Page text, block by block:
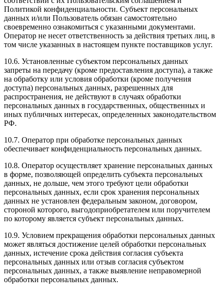
Политикой конфиденциальности. Субъект персональных
данных и/или Пользователь обязан самостоятельно
своевременно ознакомиться с указанными документами.
Оператор не несет ответственность за действия третьих лиц, в
том числе указанных в настоящем пункте поставщиков услуг.
10.6. Установленные субъектом персональных данных
запреты на передачу (кроме предоставления доступа), а также
на обработку или условия обработки (кроме получения
доступа) персональных данных, разрешенных для
распространения, не действуют в случаях обработки
персональных данных в государственных, общественных и
иных публичных интересах, определенных законодательством
РФ.
10.7. Оператор при обработке персональных данных
обеспечивает конфиденциальность персональных данных.
10.8. Оператор осуществляет хранение персональных данных
в форме, позволяющей определить субъекта персональных
данных, не дольше, чем этого требуют цели обработки
персональных данных, если срок хранения персональных
данных не установлен федеральным законом, договором,
стороной которого, выгодоприобретателем или поручителем
по которому является субъект персональных данных.
10.9. Условием прекращения обработки персональных данных
может являться достижение целей обработки персональных
данных, истечение срока действия согласия субъекта
персональных данных или отзыв согласия субъектом
персональных данных, а также выявление неправомерной
обработки персональных данных.